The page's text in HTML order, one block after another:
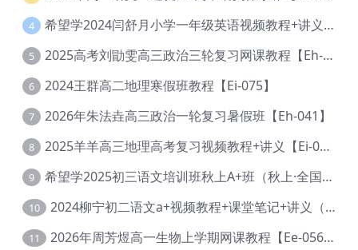
4 希望学2024闫舒月小学一年级英语视频教程+讲义【Cc-004】
5 2025高考刘勖雯高三政治三轮复习网课教程【Eh-061】
6 2024王群高二地理寒假班教程【Ei-075】
7 2026年朱法垚高三政治一轮复习暑假班【Eh-041】
8 2025羊羊高三地理高考复习视频教程+讲义【Ei-051】
9 希望学2025初三语文培训班秋上A+班（秋上·全国版·A+）【Da-031】
10 2024柳宁初二语文a+视频教程+课堂笔记+讲义（暑假班+秋季班）【Da-003】
11 2026年周芳煜高一生物上学期网课教程【Ee-056】